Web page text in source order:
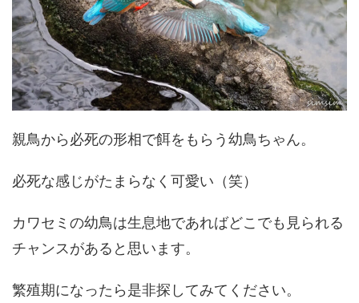
親鳥から必死の形相で餌をもらう幼鳥ちゃん。
必死な感じがたまらなく可愛い（笑）
カワセミの幼鳥は生息地であればどこでも見られる
チャンスがあると思います。
繁殖期になったら是非探してみてください。